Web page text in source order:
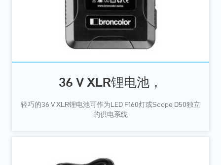
36 V XLR锂电池，
轻巧的36 V XLR锂电池可作为LED F160灯或Scope D50独立
的供电系统